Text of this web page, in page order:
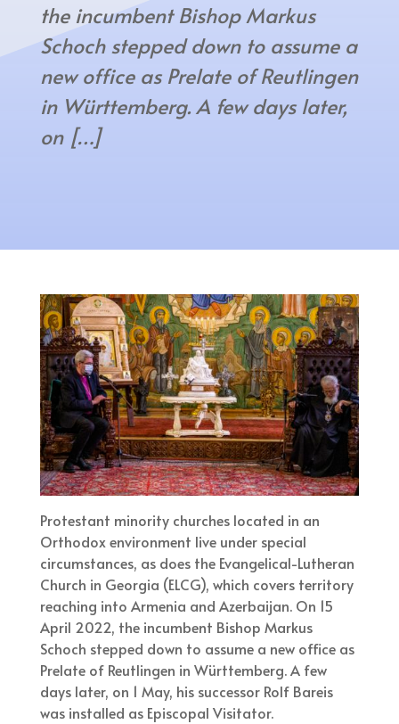
the incumbent Bishop Markus
Schoch stepped down to assume a
new office as Prelate of Reutlingen
in Württemberg. A few days later,
on […]
Protestant minority churches located in an
Orthodox environment live under special
circumstances, as does the Evangelical-Lutheran
Church in Georgia (ELCG), which covers territory
reaching into Armenia and Azerbaijan. On 15
April 2022, the incumbent Bishop Markus
Schoch stepped down to assume a new office as
Prelate of Reutlingen in Württemberg. A few
days later, on 1 May, his successor Rolf Bareis
was installed as Episcopal Visitator.